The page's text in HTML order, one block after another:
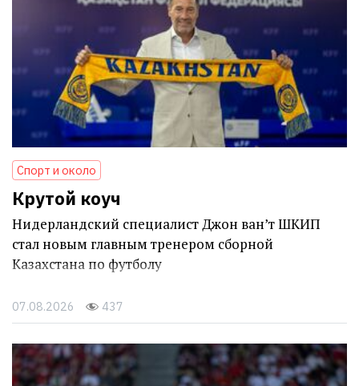
Спорт и около
Крутой коуч
Нидерландский специалист Джон ван’т ШКИП
стал новым главным тренером сборной
Казахстана по футболу
07.08.2026 437